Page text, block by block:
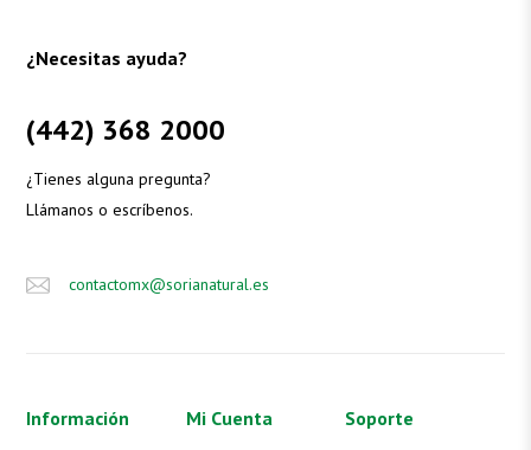
¿Necesitas ayuda?
(442) 368 2000
¿Tienes alguna pregunta?
Llámanos o escríbenos.
contactomx@sorianatural.es
Información Mi Cuenta Soporte